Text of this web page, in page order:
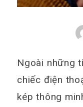
Ngoài những
chiếc điện
kép thông